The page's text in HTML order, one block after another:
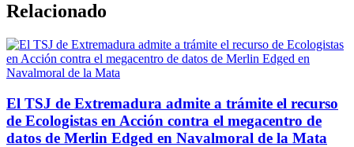
Relacionado
El TSJ de Extremadura admite a trámite el recurso
de Ecologistas en Acción contra el megacentro de
datos de Merlin Edged en Navalmoral de la Mata